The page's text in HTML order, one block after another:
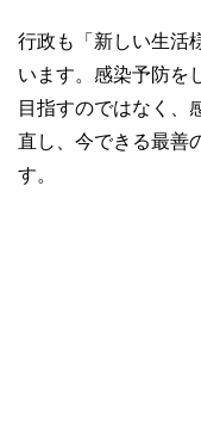
行政も「新しい生活
います。感染予防を
目指すのではなく、
直し、今できる最善
す。